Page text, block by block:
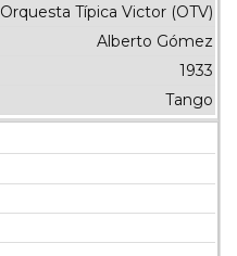
Orquesta Típica Victor (OTV)
Alberto Gómez
1933
Tango